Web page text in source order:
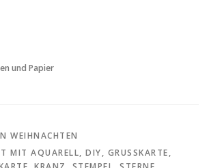
und Papier
WEIHNACHTEN
MIT AQUARELL, DIY, GRUSSKARTE
,